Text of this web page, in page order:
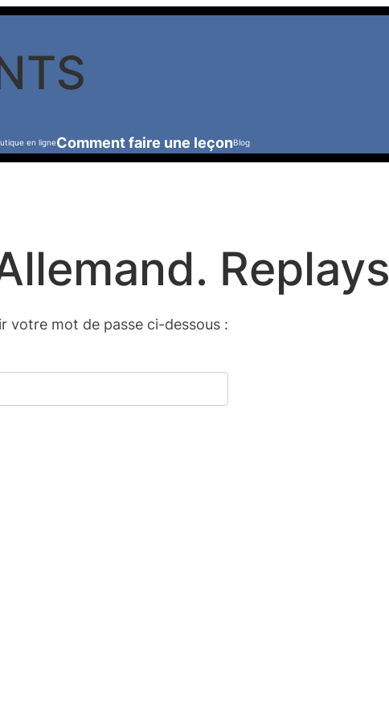
en ligneComment faire une leçonBlog
Replays
votre mot de passe ci-dessous :